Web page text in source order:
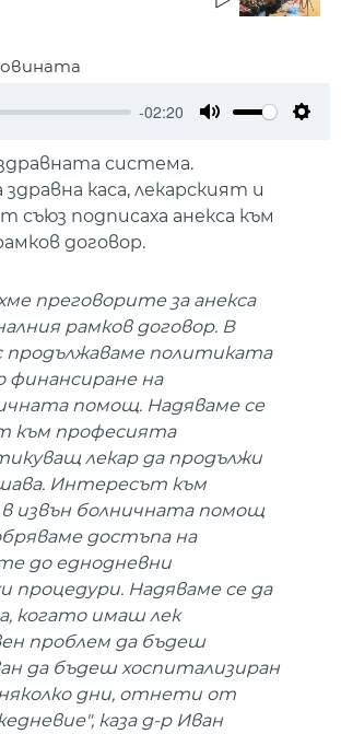
-02:20
система.
каса, лекарският и
съюз подписаха анекса към
договор.
преговорите за анекса
рамков договор. В
продължаваме политиката
финансиране на
помощ. Надяваме се
към професията
лекар да продължи
Интересът към
извън болничната помощ
достъпа на
до еднодневни
процедури. Надяваме се да
когато имаш лек
проблем да бъдеш
да бъдеш хоспитализиран
дни, отнети от
каза д-р Иван